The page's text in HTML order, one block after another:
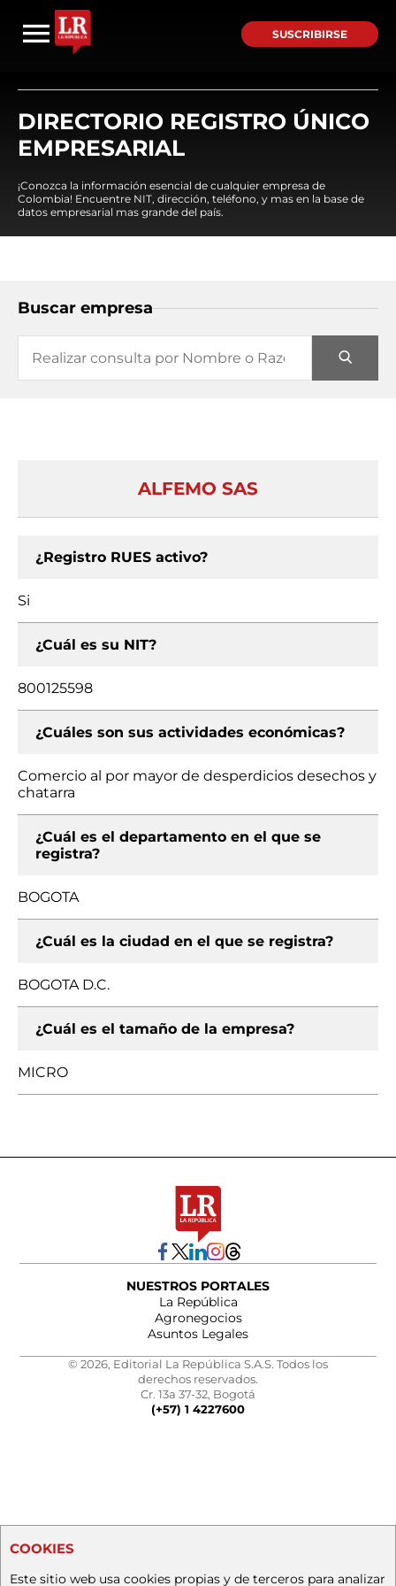
SUSCRIBIRSE
DIRECTORIO REGISTRO ÚNICO
EMPRESARIAL
¡Conozca la información esencial de cualquier empresa de
Colombia! Encuentre NIT, dirección, teléfono, y mas en la base de
datos empresarial mas grande del país.
Buscar empresa
ALFEMO SAS
¿Registro RUES activo?
Si
¿Cuál es su NIT?
800125598
¿Cuáles son sus actividades económicas?
Comercio al por mayor de desperdicios desechos y
chatarra
¿Cuál es el departamento en el que se
registra?
BOGOTA
¿Cuál es la ciudad en el que se registra?
BOGOTA D.C.
¿Cuál es el tamaño de la empresa?
MICRO
NUESTROS PORTALES
La República
Agronegocios
Asuntos Legales
© 2026, Editorial La República S.A.S. Todos los
derechos reservados.
Cr. 13a 37-32, Bogotá
(+57) 1 4227600
COOKIES
Este sitio web usa cookies propias y de terceros para analizar